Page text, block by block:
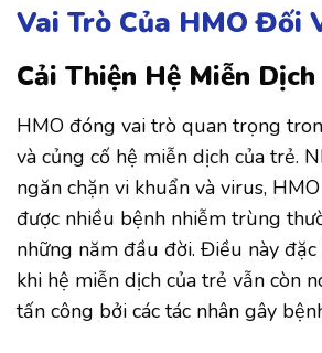
Vai Trò Của HMO Đối
Cải Thiện Hệ Miễn Dịch
HMO đóng vai trò quan trọng
và củng cố hệ miễn dịch của trẻ.
ngăn chặn vi khuẩn và virus,
được nhiều bệnh nhiễm trùng
những năm đầu đời. Điều này
khi hệ miễn dịch của trẻ vẫn còn
tấn công bởi các tác nhân gây